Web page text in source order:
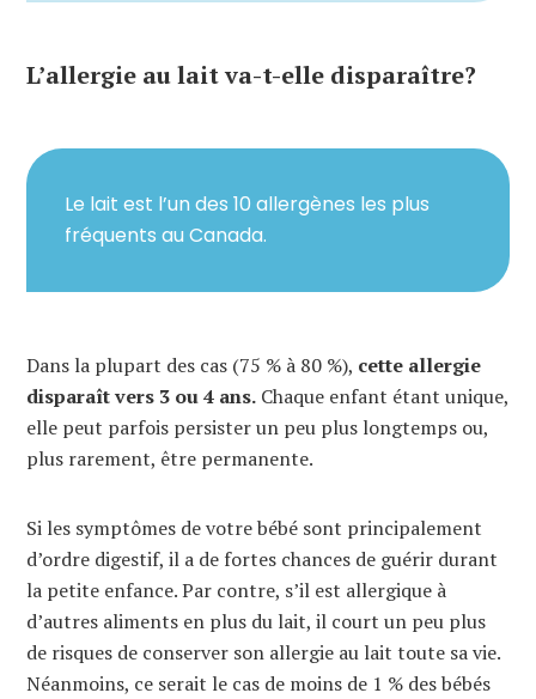
L’allergie au lait va-t-elle disparaître?
Le lait est l’un des 10 allergènes les plus
fréquents au Canada.
Dans la plupart des cas (75 % à 80 %), cette allergie
disparaît vers 3 ou 4 ans. Chaque enfant étant unique,
elle peut parfois persister un peu plus longtemps ou,
plus rarement, être permanente.
Si les symptômes de votre bébé sont principalement
d’ordre digestif, il a de fortes chances de guérir durant
la petite enfance. Par contre, s’il est allergique à
d’autres aliments en plus du lait, il court un peu plus
de risques de conserver son allergie au lait toute sa vie.
Néanmoins, ce serait le cas de moins de 1 % des bébés